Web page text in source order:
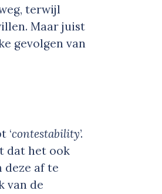
terwijl
Maar juist
gevolgen van
‘contestability’.
dat het ook
deze af te
van de